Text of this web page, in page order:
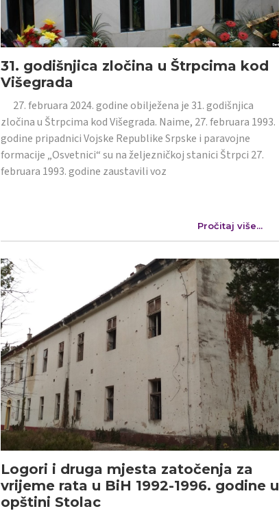
31. godišnjica zločina u Štrpcima kod
Višegrada
27. februara 2024. godine obilježena je 31. godišnjica
zločina u Štrpcima kod Višegrada. Naime, 27. februara 1993.
godine pripadnici Vojske Republike Srpske i paravojne
formacije „Osvetnici“ su na željezničkoj stanici Štrpci 27.
februara 1993. godine zaustavili voz
Pročitaj više...
Logori i druga mjesta zatočenja za
vrijeme rata u BiH 1992-1996. godine u
opštini Stolac